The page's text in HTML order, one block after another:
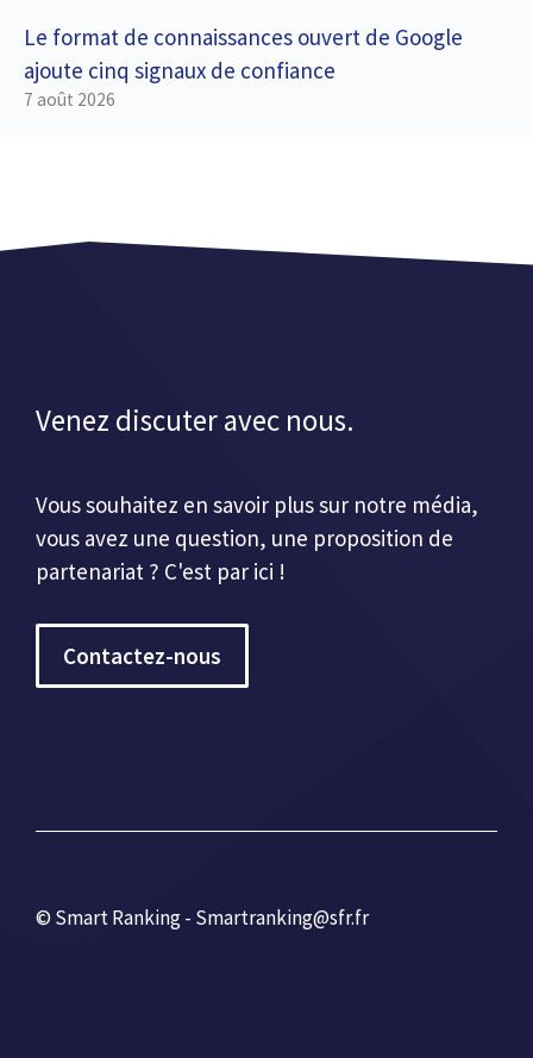
Le format de connaissances ouvert de Google
ajoute cinq signaux de confiance
7 août 2026
Venez discuter avec nous.
Vous souhaitez en savoir plus sur notre média,
vous avez une question, une proposition de
partenariat ? C'est par ici !
Contactez-nous
© Smart Ranking - Smartranking@sfr.fr